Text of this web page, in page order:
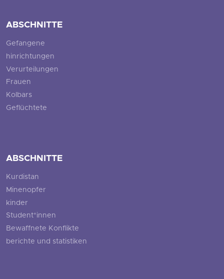
ABSCHNITTE
Gefangene
hinrichtungen
Verurteilungen
Frauen
Kolbars
Geflüchtete
ABSCHNITTE
Kurdistan
Minenopfer
kinder
Student*innen
Bewaffnete Konflikte
berichte und statistiken